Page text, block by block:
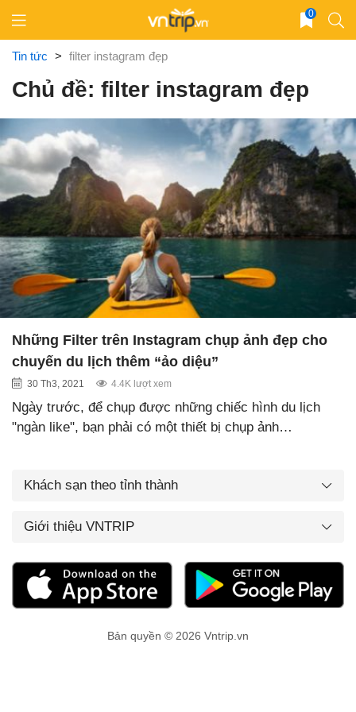
content
0
Tin tức > filter instagram đẹp
Chủ đề: filter instagram đẹp
Những Filter trên Instagram chụp ảnh đẹp cho
chuyến du lịch thêm “ảo diệu”
30 Th3, 2021 4.4K lượt xem
Ngày trước, để chụp được những chiếc hình du lịch
"ngàn like", bạn phải có một thiết bị chụp ảnh…
Khách sạn theo tỉnh thành
Giới thiệu VNTRIP
Bản quyền © 2026 Vntrip.vn